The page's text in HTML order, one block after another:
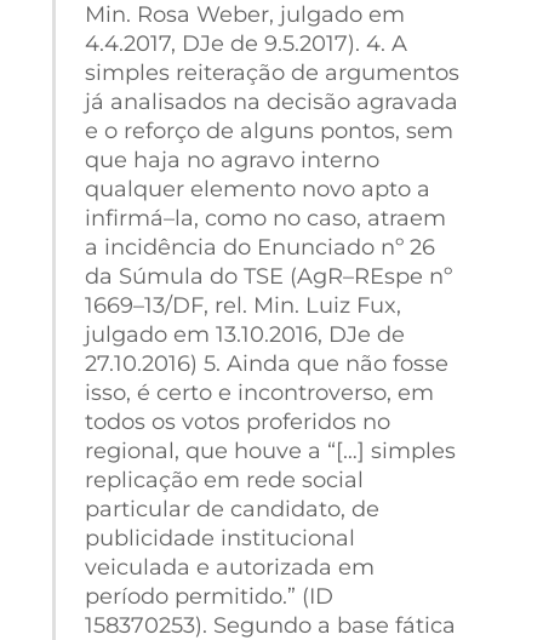
Min. Rosa Weber, julgado em
4.4.2017, DJe de 9.5.2017). 4. A
simples reiteração de argumentos
já analisados na decisão agravada
e o reforço de alguns pontos, sem
que haja no agravo interno
qualquer elemento novo apto a
infirmá–la, como no caso, atraem
a incidência do Enunciado nº 26
da Súmula do TSE (AgR–REspe nº
1669–13/DF, rel. Min. Luiz Fux,
julgado em 13.10.2016, DJe de
27.10.2016) 5. Ainda que não fosse
isso, é certo e incontroverso, em
todos os votos proferidos no
regional, que houve a “[…] simples
replicação em rede social
particular de candidato, de
publicidade institucional
veiculada e autorizada em
período permitido.” (ID
158370253). Segundo a base fática